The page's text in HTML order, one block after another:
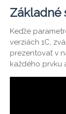
Základné
Keďže
verziách 1C,
prezentovať v
každého prvku